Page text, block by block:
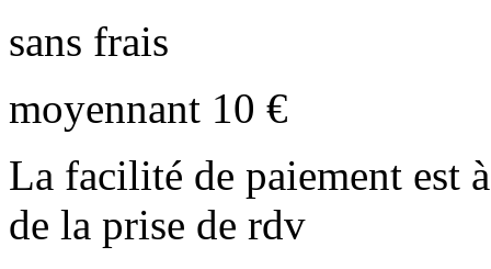
sans frais
moyennant 10 €
La facilité de paiement est
de la prise de rdv